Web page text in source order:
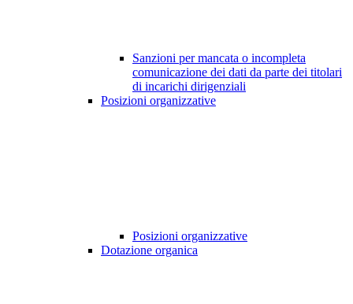
Sanzioni per mancata o incompleta
comunicazione dei dati da parte dei titolari
di incarichi dirigenziali
Posizioni organizzative
Posizioni organizzative
Dotazione organica